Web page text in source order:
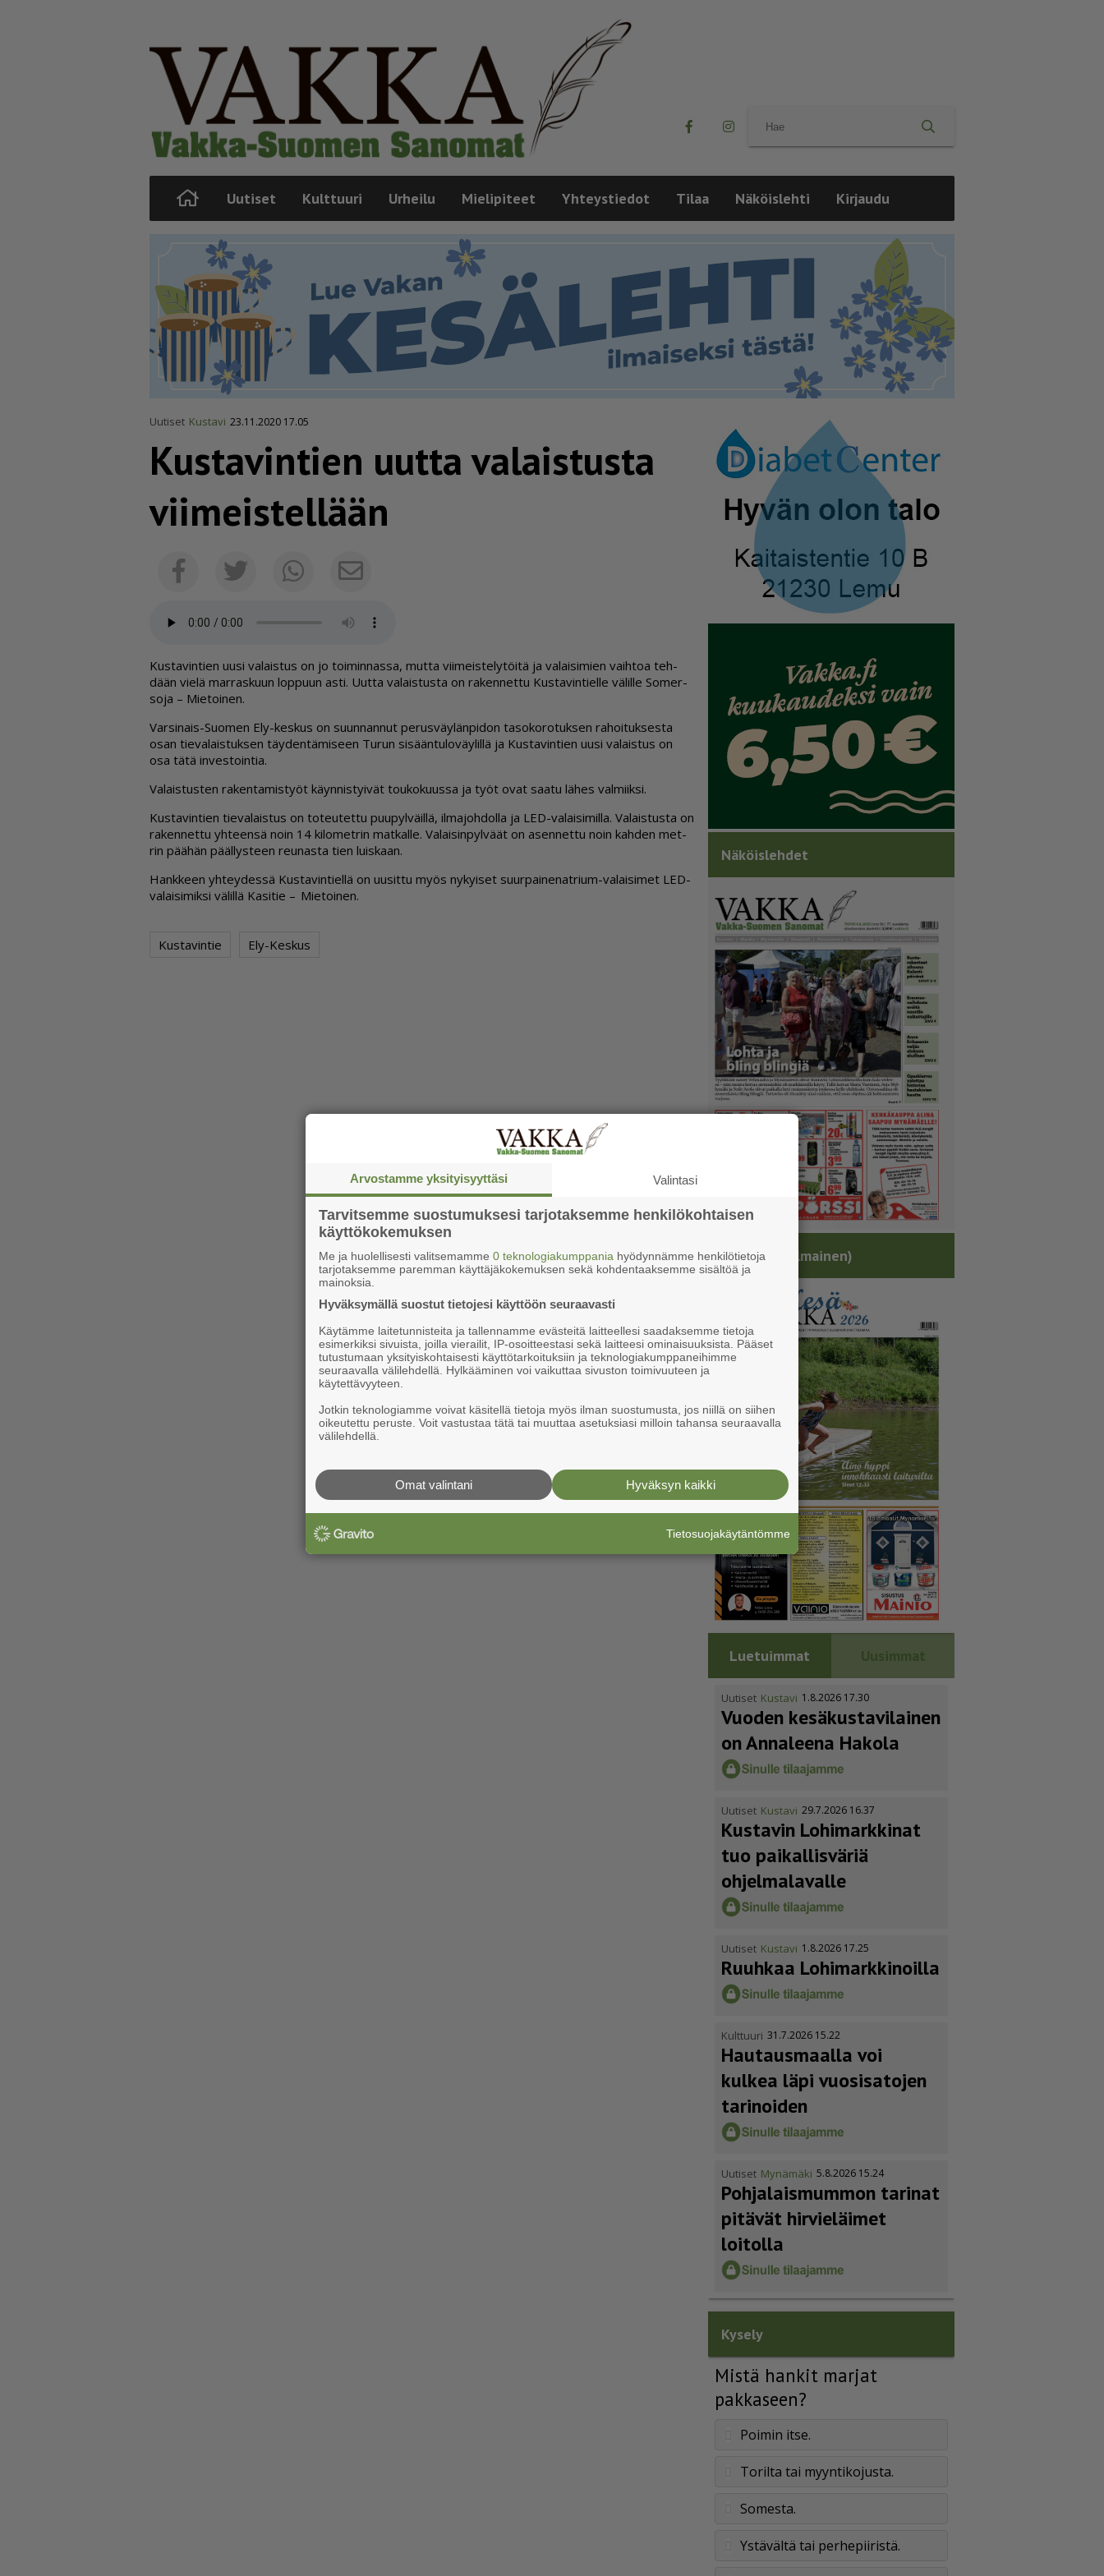
Uutiset Kulttuuri Urheilu Mielipiteet Yhteystiedot Tilaa Näköislehti Kirjaudu
Uutiset Kustavi 23.11.2020 17.05
Kustavintien uutta valaistusta
viimeistellään
FacebookTwitterWhatsappSähköposti
Kus­ta­vin­tien uu­si va­lais­tus on jo toi­min­nas­sa, mut­ta vii­meis­te­ly­töi­tä ja va­lai­si­mien vaih­toa teh­
dään vie­lä mar­ras­kuun lop­puun as­ti. Uut­ta va­lais­tus­ta on ra­ken­net­tu Kus­ta­vin­tiel­le vä­lil­le So­mer­
so­ja – Mie­toi­nen.
Var­si­nais-Suo­men Ely-kes­kus on suun­nan­nut pe­rus­väy­län­pi­don ta­so­ko­ro­tuk­sen ra­hoi­tuk­ses­ta
osan tie­va­lais­tuk­sen täy­den­tä­mi­seen Tu­run si­sään­tu­lo­väy­lil­lä ja Kus­ta­vin­tien uu­si va­lais­tus on
osa tätä in­ves­toin­tia.
Va­lais­tus­ten ra­ken­ta­mis­työt käyn­nis­tyi­vät tou­ko­kuus­sa ja työt ovat saa­tu lä­hes val­miik­si.
Kus­ta­vin­tien tie­va­lais­tus on to­teu­tet­tu puu­pyl­väil­lä, il­ma­joh­dol­la ja LED-va­lai­si­mil­la. Va­lais­tus­ta on
ra­ken­net­tu yh­teen­sä noin 14 ki­lo­met­rin mat­kal­le. Va­lai­sin­pyl­väät on asen­net­tu noin kah­den met­
rin pää­hän pääl­lys­teen reu­nas­ta tien luis­kaan.
Hank­keen yh­tey­des­sä Kus­ta­vin­tiel­lä on uu­sit­tu myös ny­kyi­set suur­pai­ne­nat­rium-va­lai­si­met LED-
va­lai­si­mik­si vä­lil­lä Ka­si­tie – Mie­toi­nen.
Kustavintie Ely-Keskus
Näköislehdet
Kesälehti (ilmainen)
Luetuimmat Uusimmat
Uutiset Kustavi 1.8.2026 17.30
Vuoden kesäkus­ta­vi­lainen
on Annaleena Hakola
Uutiset Kustavi 29.7.2026 16.37
Kustavin Lohimarkkinat
tuo paikallisväriä
ohjelmalavalle
Uutiset Kustavi 1.8.2026 17.25
Ruuhkaa Lohimark­ki­noilla
Kulttuuri 31.7.2026 15.22
Hautausmaalla voi
kulkea läpi vuosisatojen
tarinoiden
Uutiset Mynämäki 5.8.2026 15.24
Pohja­lais­mummon tarinat
pitävät hirvieläimet
loitolla
Kysely
Mistä hankit marjat
pakkaseen?
Poimin itse.
Torilta tai myyntikojusta.
Somesta.
Ystävältä tai perhepiiristä.
Arvostamme yksityisyyttäsi Valintasi
Tarvitsemme suostumuksesi tarjotaksemme henkilökohtaisen
käyttökokemuksen
Me ja huolellisesti valitsemamme 0 teknologiakumppania hyödynnämme henkilötietoja
tarjotaksemme paremman käyttäjäkokemuksen sekä kohdentaaksemme sisältöä ja
mainoksia.
Hyväksymällä suostut tietojesi käyttöön seuraavasti
Käytämme laitetunnisteita ja tallennamme evästeitä laitteellesi saadaksemme tietoja
esimerkiksi sivuista, joilla vierailit, IP-osoitteestasi sekä laitteesi ominaisuuksista. Pääset
tutustumaan yksityiskohtaisesti käyttötarkoituksiin ja teknologiakumppaneihimme
seuraavalla välilehdellä. Hylkääminen voi vaikuttaa sivuston toimivuuteen ja
käytettävyyteen.
Jotkin teknologiamme voivat käsitellä tietoja myös ilman suostumusta, jos niillä on siihen
oikeutettu peruste. Voit vastustaa tätä tai muuttaa asetuksiasi milloin tahansa seuraavalla
välilehdellä.
Hyväksyn kaikki
Omat valintani
Tietosuojakäytäntömme